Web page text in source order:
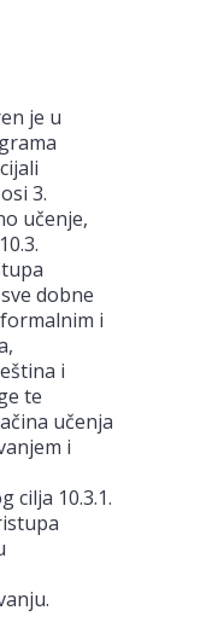
je u
3.
učenje,
dobne
i
i
te
učenja
i
cilja 10.3.1.